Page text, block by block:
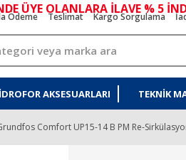
Ödeme Teslimat Kargo Sorgulama
AKSESUARLARI TEKNIK
Comfort UP15-14 B PM Re-
ÜYE OLANLARA İLAVE % 5